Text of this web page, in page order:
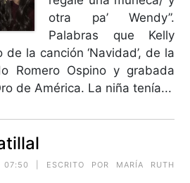
otra pa’ Wendy”.
Palabras que Kelly
la canción ‘Navidad’, de la
Romero Ospino y grabada
de América. La niña tenía...
07:50 | ESCRITO POR MARÍA RUTH